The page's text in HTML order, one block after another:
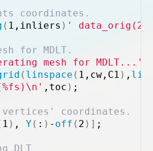
coordinates.
( 1,inliers ) '
for MDLT.
mesh for MDLT...'
( linspace ( 1,cw,C1 ) ,
,toc ) ;
vertices' coordinates.
1 ) , Y( : ) - off ( 2 )] ;
DLT